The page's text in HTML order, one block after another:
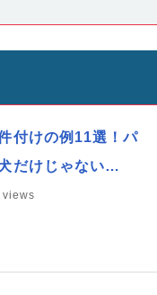
付けの例11選！パ
だけじゃない…